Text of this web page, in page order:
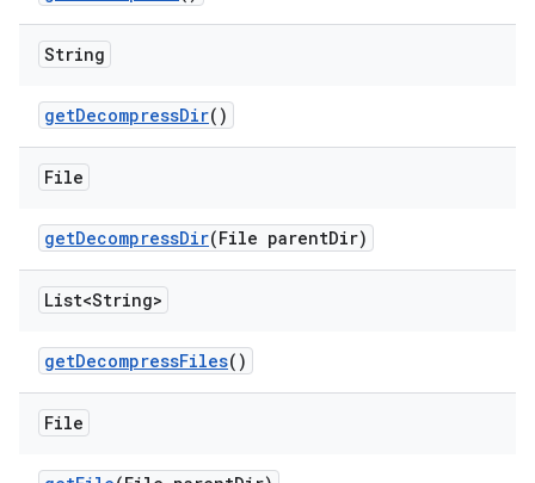
String
getDecompressDir()
File
getDecompressDir(File parentDir)
List<String>
getDecompressFiles()
File